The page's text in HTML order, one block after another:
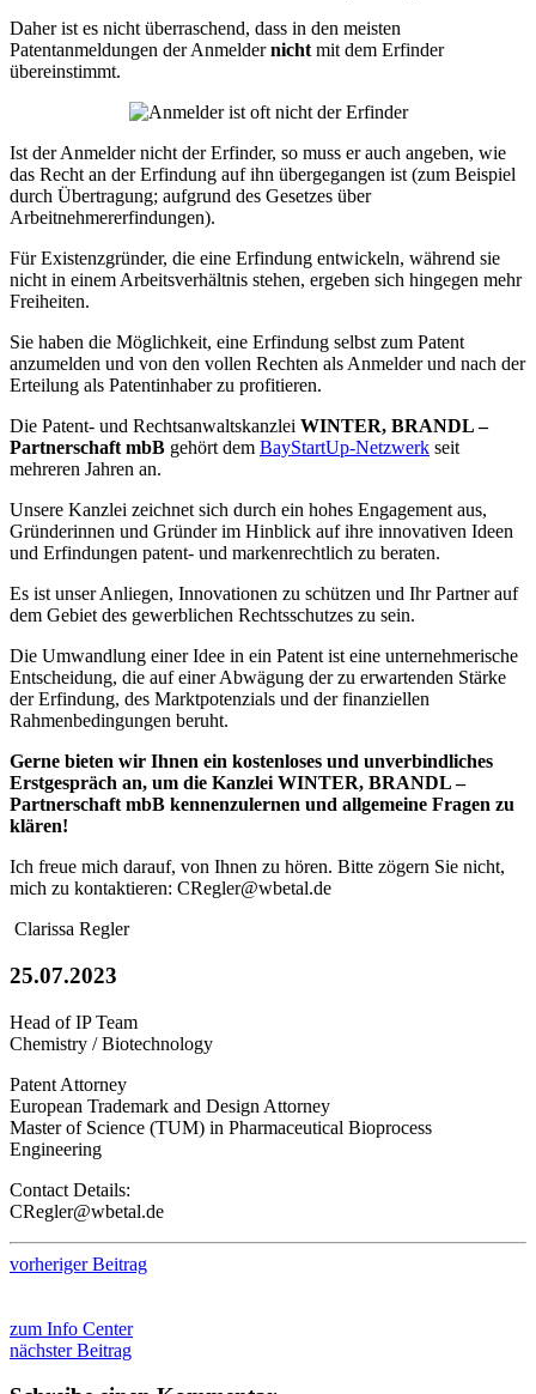
Daher ist es nicht überraschend, dass in den meisten
Patentanmeldungen der Anmeldernicht mit dem Erfinder
übereinstimmt.
Ist der Anmelder nicht der Erfinder, so muss er auch angeben, wie
das Recht an der Erfindung auf ihn übergegangen ist (zum Beispiel
durch Übertragung; aufgrund des Gesetzes über
Arbeitnehmererfindungen).
Für Existenzgründer, die eine Erfindung entwickeln, während sie
nicht in einem Arbeitsverhältnis stehen, ergeben sich hingegen mehr
Freiheiten.
Sie haben die Möglichkeit, eine Erfindung selbst zum Patent
anzumelden und von den vollen Rechten als Anmelder und nach der
Erteilung als Patentinhaber zu profitieren.
Die Patent- und Rechtsanwaltskanzlei WINTER, BRANDL –
Partnerschaft mbB gehört dem BayStartUp-Netzwerk seit
mehreren Jahren an.
Unsere Kanzlei zeichnet sich durch ein hohes Engagement aus,
Gründerinnen und Gründer im Hinblick auf ihre innovativen Ideen
und Erfindungen patent- und markenrechtlich zu beraten.
Es ist unser Anliegen, Innovationen zu schützen und Ihr Partner auf
dem Gebiet des gewerblichen Rechtsschutzes zu sein.
Die Umwandlung einer Idee in ein Patent ist eine unternehmerische
Entscheidung, die auf einer Abwägung der zu erwartenden Stärke
der Erfindung, des Marktpotenzials und der finanziellen
Rahmenbedingungen beruht.
Gerne bieten wir Ihnen ein kostenloses und unverbindliches
Erstgespräch an, um die Kanzlei WINTER, BRANDL –
Partnerschaft mbB kennenzulernen und allgemeine Fragen zu
klären!
Ich freue mich darauf, von Ihnen zu hören. Bitte zögern Sie nicht,
mich zu kontaktieren: CRegler@wbetal.de
Clarissa Regler
25.07.2023
Head of IP Team
Chemistry / Biotechnology
Patent Attorney
European Trademark and Design Attorney
Master of Science (TUM) in Pharmaceutical Bioprocess
Engineering
Contact Details:
CRegler@wbetal.de
vorheriger Beitrag
zum Info Center
nächster Beitrag